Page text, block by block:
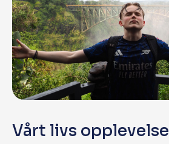
Vårt livs opplevelse